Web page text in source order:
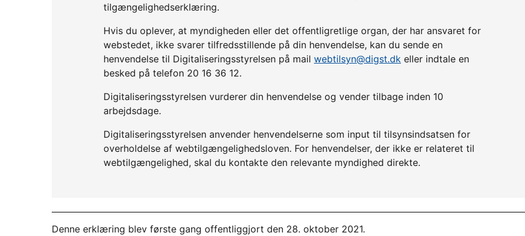
tilgængelighedserklæring.
Hvis du oplever, at myndigheden eller det offentligretlige organ, der har ansvaret for
webstedet, ikke svarer tilfredsstillende på din henvendelse, kan du sende en
henvendelse til Digitaliseringsstyrelsen på mail webtilsyn@digst.dk eller indtale en
besked på telefon 20 16 36 12.
Digitaliseringsstyrelsen vurderer din henvendelse og vender tilbage inden 10
arbejdsdage.
Digitaliseringsstyrelsen anvender henvendelserne som input til tilsynsindsatsen for
overholdelse af webtilgængelighedsloven. For henvendelser, der ikke er relateret til
webtilgængelighed, skal du kontakte den relevante myndighed direkte.
Denne erklæring blev første gang offentliggjort den 28. oktober 2021.